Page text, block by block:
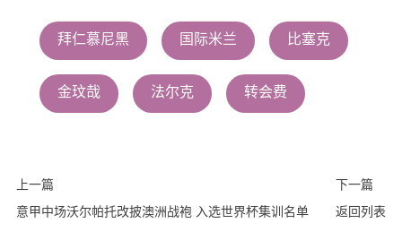
拜仁慕尼黑 国际米兰 比塞克
金玟哉 法尔克 转会费
上一篇
意甲中场沃尔帕托改披澳洲战袍 入选世界杯集训名单
下一篇
返回列表